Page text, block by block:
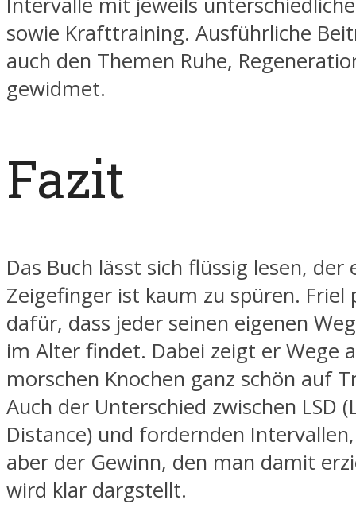
sowie Krafttraining. Ausführliche
auch den Themen Ruhe,
gewidmet.
Fazit
Das Buch lässt sich flüssig lesen, der
Zeigefinger ist kaum zu spüren. Friel
dafür, dass jeder seinen eigenen
im Alter findet. Dabei zeigt er Wege
morschen Knochen ganz schön auf
Auch der Unterschied zwischen LSD
Distance) und fordernden
aber der Gewinn, den man damit
wird klar dargstellt.